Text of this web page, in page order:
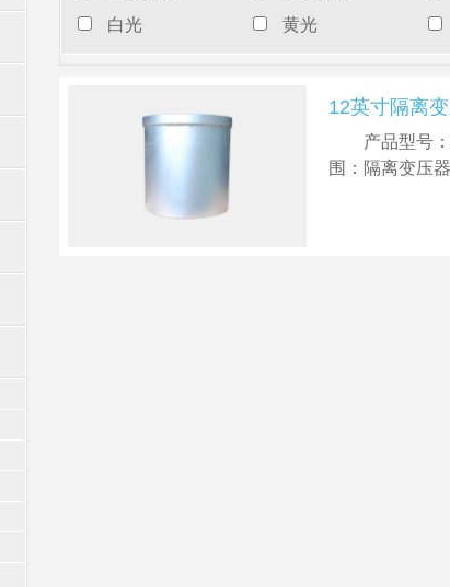
白光
黄光
12英寸隔离
产品型号
围：隔离变压